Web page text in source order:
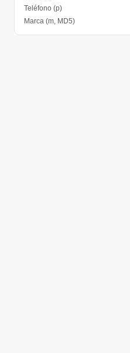
Teléfono (p)
Marca (m, MD5)